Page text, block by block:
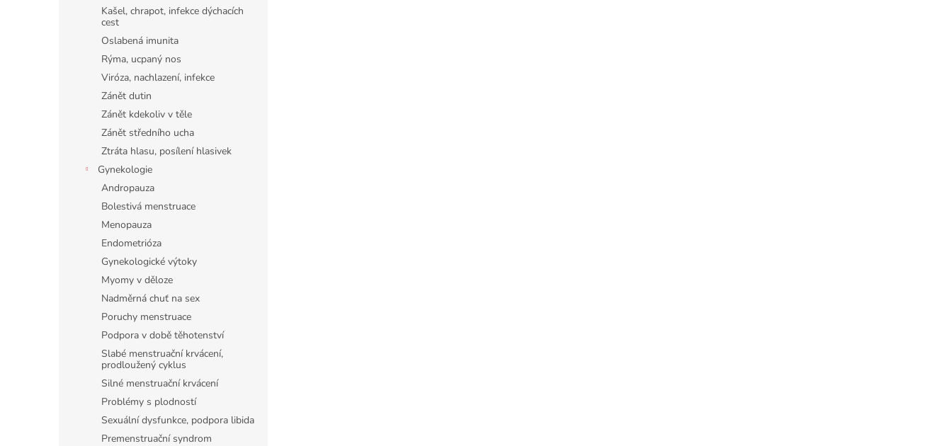
Kašel, chrapot, infekce dýchacích
cest
Oslabená imunita
Rýma, ucpaný nos
Viróza, nachlazení, infekce
Zánět dutin
Zánět kdekoliv v těle
Zánět středního ucha
Ztráta hlasu, posílení hlasivek
Gynekologie
Andropauza
Bolestivá menstruace
Menopauza
Endometrióza
Gynekologické výtoky
Myomy v děloze
Nadměrná chuť na sex
Poruchy menstruace
Podpora v době těhotenství
Slabé menstruační krvácení,
prodloužený cyklus
Silné menstruační krvácení
Problémy s plodností
Sexuální dysfunkce, podpora libida
Premenstruační syndrom